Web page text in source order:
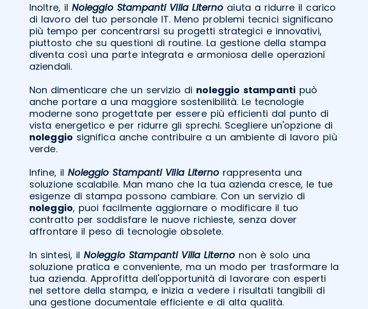
Inoltre, il Noleggio Stampanti Villa Literno aiuta a ridurre il carico
di lavoro del tuo personale IT. Meno problemi tecnici significano
più tempo per concentrarsi su progetti strategici e innovativi,
piuttosto che su questioni di routine. La gestione della stampa
diventa così una parte integrata e armoniosa delle operazioni
aziendali.
Non dimenticare che un servizio di noleggio stampantipuò
anche portare a una maggiore sostenibilità. Le tecnologie
moderne sono progettate per essere più efficienti dal punto di
vista energetico e per ridurre gli sprechi. Scegliere un'opzione di
noleggio significa anche contribuire a un ambiente di lavoro più
verde.
Infine, il Noleggio Stampanti Villa Literno rappresenta una
soluzione scalabile. Man mano che la tua azienda cresce, le tue
esigenze di stampa possono cambiare. Con un servizio di
noleggio, puoi facilmente aggiornare o modificare il tuo
contratto per soddisfare le nuove richieste, senza dover
affrontare il peso di tecnologie obsolete.
In sintesi, il Noleggio Stampanti Villa Literno non è solo una
soluzione pratica e conveniente, ma un modo per trasformare la
tua azienda. Approfitta dell'opportunità di lavorare con esperti
nel settore della stampa, e inizia a vedere i risultati tangibili di
una gestione documentale efficiente e di alta qualità.